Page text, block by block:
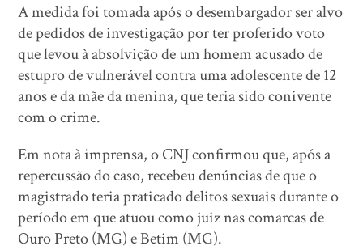
A medida foi tomada após o desembargador ser alvo
de pedidos de investigação por ter proferido voto
que levou à absolvição de um homem acusado de
estupro de vulnerável contra uma adolescente de 12
anos e da mãe da menina, que teria sido conivente
com o crime.
Em nota à imprensa, o CNJ confirmou que, após a
repercussão do caso, recebeu denúncias de que o
magistrado teria praticado delitos sexuais durante o
período em que atuou como juiz nas comarcas de
Ouro Preto (MG) e Betim (MG).